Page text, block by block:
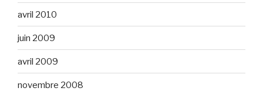
avril 2010
juin 2009
avril 2009
novembre 2008